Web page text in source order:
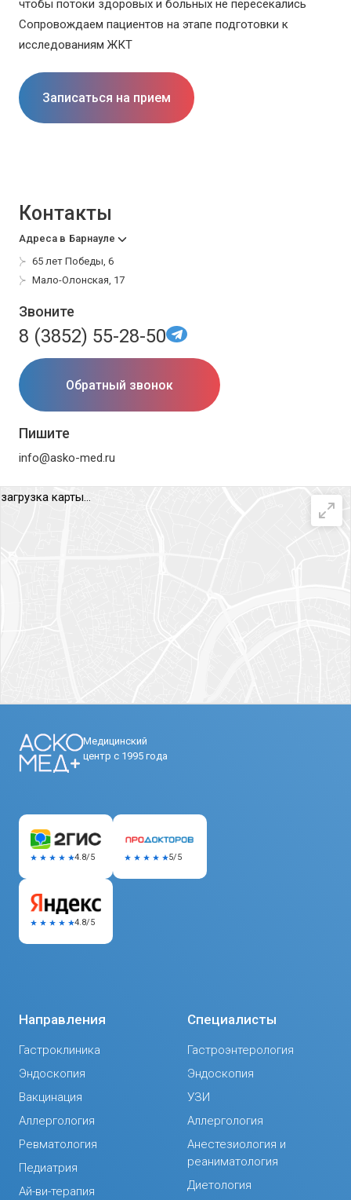
чтобы потоки здоровых и больных не пересекались
Сопровождаем пациентов на этапе подготовки к
исследованиям ЖКТ
Записаться на прием
Контакты
Адреса в Барнауле
65 лет Победы, 6
Мало-Олонская, 17
Звоните
8 (3852) 55-28-50
Обратный звонок
Пишите
info@asko-med.ru
загрузка карты...
Медицинский
центр с 1995 года
Направления
Гастроклиника
Эндоскопия
Вакцинация
Аллергология
Ревматология
Педиатрия
Ай-ви-терапия
Специалисты
Гастроэнтерология
Эндоскопия
УЗИ
Аллергология
Анестезиология и
реаниматология
Диетология
4.8/5 5/5
4.8/5